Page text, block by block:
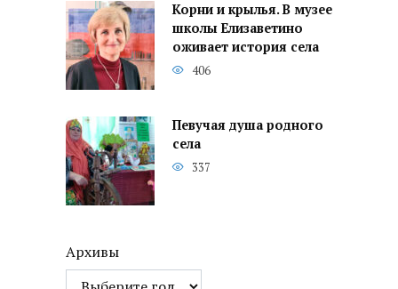
Корни и крылья. В музее
школы Елизаветино
оживает история села
406
Певучая душа родного
села
337
Архивы